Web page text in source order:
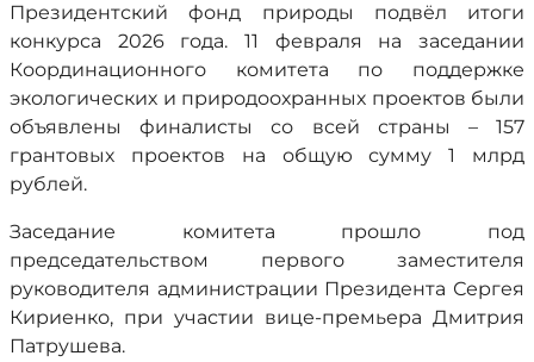
Президентский фонд природы подвёл итоги
конкурса 2026 года. 11 февраля на заседании
Координационного комитета по поддержке
экологических и природоохранных проектов были
объявлены финалисты со всей страны – 157
грантовых проектов на общую сумму 1 млрд
рублей.
Заседание комитета прошло под
председательством первого заместителя
руководителя администрации Президента Сергея
Кириенко, при участии вице-премьера Дмитрия
Патрушева.